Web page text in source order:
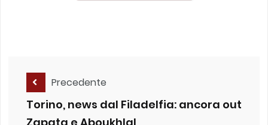
Precedente
Torino, news dal Filadelfia: ancora out